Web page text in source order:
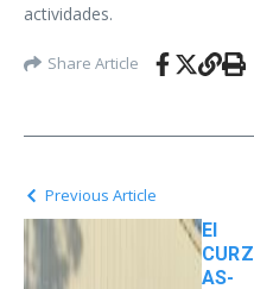
actividades.
Share Article
Previous Article
El
CURZ
AS-